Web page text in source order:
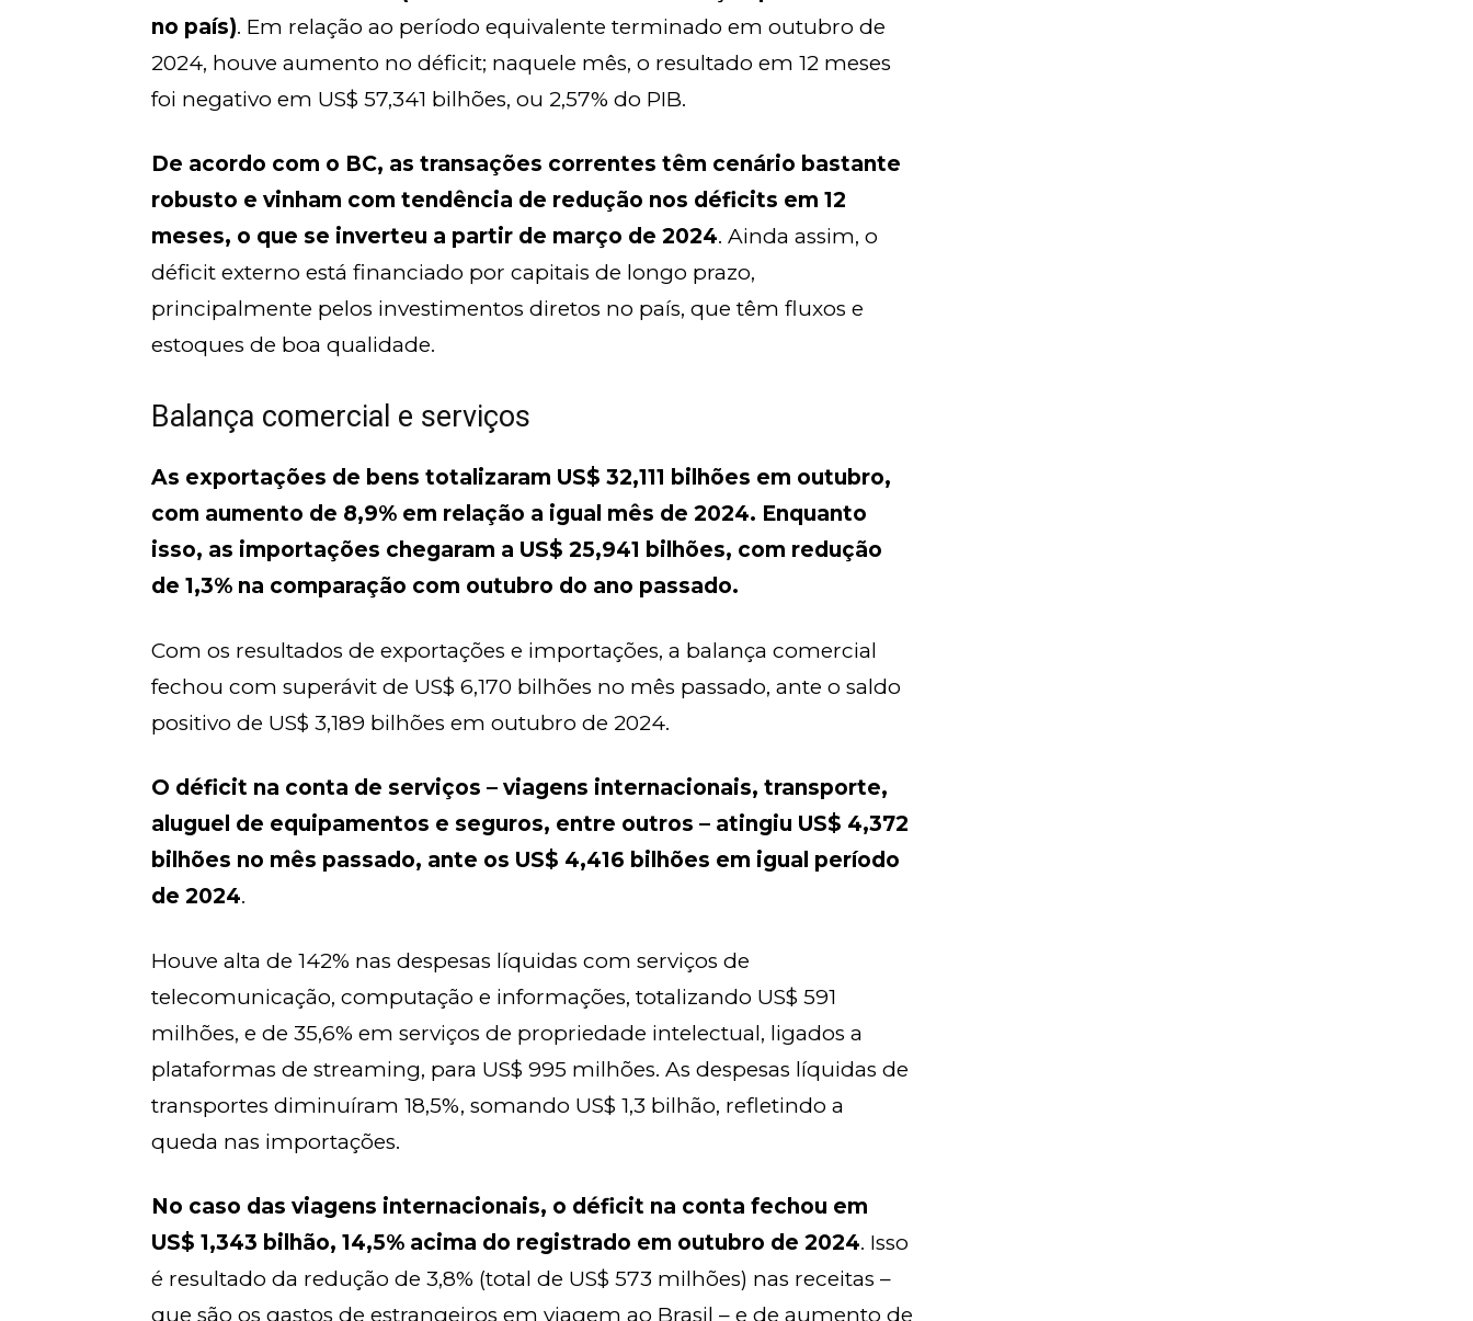
no país). Em relação ao período equivalente terminado em outubro de
2024, houve aumento no déficit; naquele mês, o resultado em 12 meses
foi negativo em US$ 57,341 bilhões, ou 2,57% do PIB.
De acordo com o BC, as transações correntes têm cenário bastante
robusto e vinham com tendência de redução nos déficits em 12
meses, o que se inverteu a partir de março de 2024. Ainda assim, o
déficit externo está financiado por capitais de longo prazo,
principalmente pelos investimentos diretos no país, que têm fluxos e
estoques de boa qualidade.
Balança comercial e serviços
As exportações de bens totalizaram US$ 32,111 bilhões em outubro,
com aumento de 8,9% em relação a igual mês de 2024. Enquanto
isso, as importações chegaram a US$ 25,941 bilhões, com redução
de 1,3% na comparação com outubro do ano passado.
Com os resultados de exportações e importações, a balança comercial
fechou com superávit de US$ 6,170 bilhões no mês passado, ante o saldo
positivo de US$ 3,189 bilhões em outubro de 2024.
O déficit na conta de serviços – viagens internacionais, transporte,
aluguel de equipamentos e seguros, entre outros – atingiu US$ 4,372
bilhões no mês passado, ante os US$ 4,416 bilhões em igual período
de 2024.
Houve alta de 142% nas despesas líquidas com serviços de
telecomunicação, computação e informações, totalizando US$ 591
milhões, e de 35,6% em serviços de propriedade intelectual, ligados a
plataformas de streaming, para US$ 995 milhões. As despesas líquidas de
transportes diminuíram 18,5%, somando US$ 1,3 bilhão, refletindo a
queda nas importações.
No caso das viagens internacionais, o déficit na conta fechou em
US$ 1,343 bilhão, 14,5% acima do registrado em outubro de 2024. Isso
é resultado da redução de 3,8% (total de US$ 573 milhões) nas receitas –
que são os gastos de estrangeiros em viagem ao Brasil – e de aumento de